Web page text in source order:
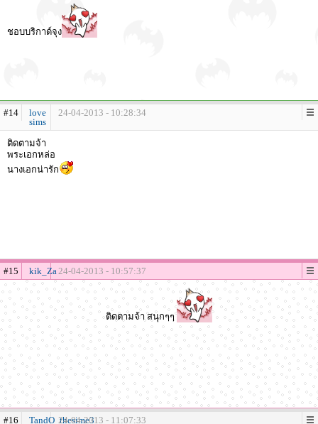
ชอบบริกาด์จุง
#14
love
sims
24-04-2013 - 10:28:34
ติดตามจ้า
พระเอกหล่อ
นางเอกน่ารัก
#15 kik_Za24-04-2013 - 10:57:37
ติดตามจ้า สนุกๆๆ
#16 TandO_thesime3
24-04-2013 - 11:07:33